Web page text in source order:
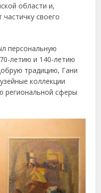
области и,
своего
персональную
летию и 140-летию
традицию, Гани
коллекции
региональной сферы